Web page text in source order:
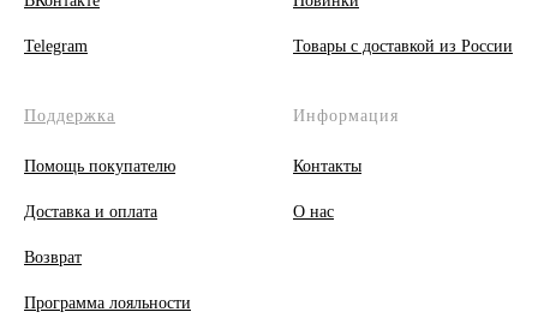
Telegram Товары с доставкой из России
Поддержка
Помощь покупателю
Доставка и оплата
Возврат
Программа лояльности
Информация
Контакты
О нас